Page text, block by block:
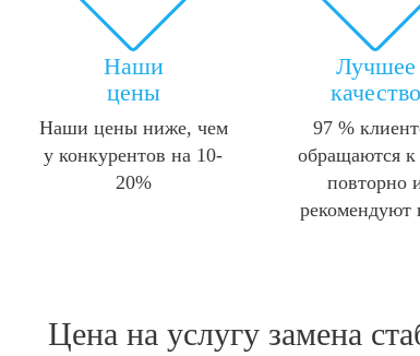
Наши
цены
Наши цены ниже, чем
у конкурентов на 10-
20%
Лучшее
качество
97 %
обращаются
повторно
рекомендуют
Цена на услугу замена